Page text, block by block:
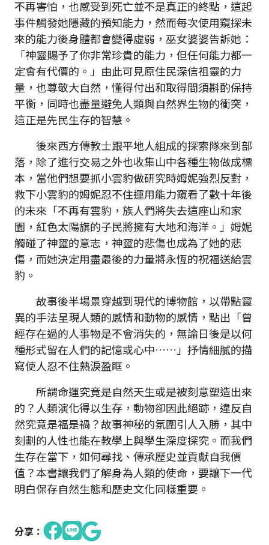
不再害怕，也感受到死亡並不是真正的終點，這起
事件觸發她隱藏的預知能力，然而每次使用窺探未
來的能力後身體都會變得虛弱，巫女婆婆告訴她：
「神靈賜予了你非常珍貴的能力，但任何能力都一
定會有代價的。」由此可見原住民深信祖靈的力
量，也尊敬大自然，懂得付出和取得間須斟酌保持
平衡，同時也盡量避免人類與自然界生物的衝突，
這正是先民生存的智慧。
後來西方傳教士跟平地人組成的探索隊來到部
落，除了進行交易之外也收集山中各種生物做成標
本，當他們想要抓小雲豹做研究時姆妮強烈反對，
救下小雲豹的姆妮忍不住運用能力窺看了數十年後
的未來「不再有雲豹，族人們將失去這座山和家
園，紅色太陽旗的子民將擁有大地和海洋。」姆妮
觸碰了神靈的意志，神靈的悲傷也成為了她的悲
傷，而她決定用盡最後的力量將永恆的祝福送給雲
豹。
故事後半場景穿越到現代的博物館，以帶點靈
異的手法呈現人類的感情和動物的感情，點出「曾
經存在過的人事物是不會消失的，無論日後是以何
種形式留在人們的記憶或心中……」抒情細膩的描
寫使人忍不住熱淚盈眶。
所謂命運究竟是自然天生或是被刻意塑造出來
的？人類演化得以生存，動物卻因此絕跡，違反自
然究竟是福是禍？故事神秘的氛圍引人入勝，其中
刻劃的人性也能在教學上與學生深度探究。而我們
生存在當下，如何尋找、傳承歷史並貢獻自我價
值？本書讓我們了解身為人類的使命，要讓下一代
明白保存自然生態和歷史文化同樣重要。
分享：